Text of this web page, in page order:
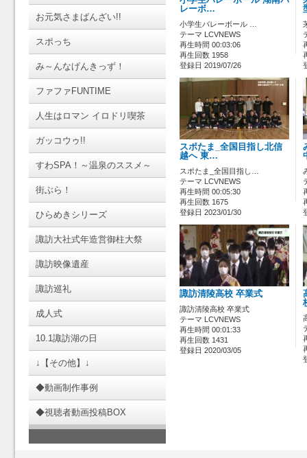
お元気さまばんざい!!
スポっち
み～んなげんきっず！
ファファFUNTIME
人生はロマン イロドリ喫茶
ガッコウゥ!!
すわSPA！～温泉のススメ～
街ぶら！
ひらめきシリーズ
諏訪大社式年造営御柱大祭
諏訪映像遺産
諏訪巡礼
成人式
10.1諏訪湖の日
↓【その他】↓
◆動画制作事例
◆視聴者動画投稿BOX
レーボ…
小学生バレーボール …
テーマ LCVNEWS
再生時間 00:03:06
再生回数 1958
登録日 2019/07/26
スポたま_全国目指し北信
越へ 東…
スポたま_全国目指し…
テーマ LCVNEWS
再生時間 00:05:30
再生回数 1675
登録日 2023/01/30
諏訪清陵高校 卒業式
諏訪清陵高校 卒業式
テーマ LCVNEWS
再生時間 00:01:33
再生回数 1431
登録日 2020/03/05